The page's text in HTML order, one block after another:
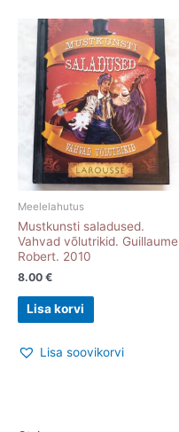
Meelelahutus
Mustkunsti saladused.
Vahvad võlutrikid. Guillaume
Robert. 2010
8.00 €
Lisa korvi
Lisa soovikorvi